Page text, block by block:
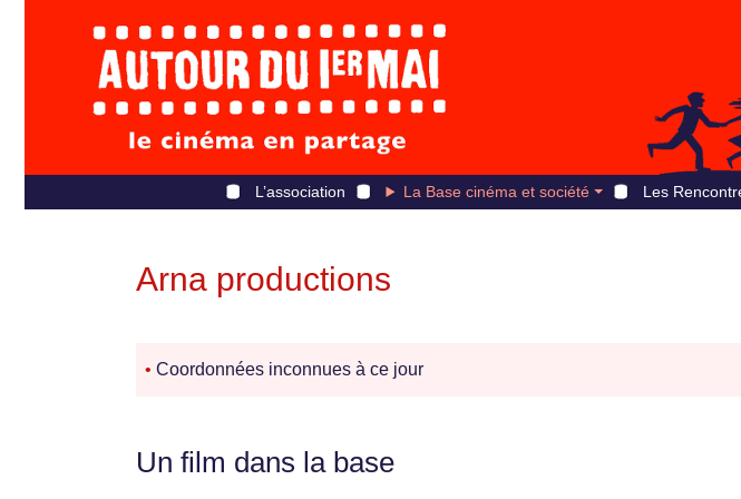
L’association La Base cinéma et société Les
Arna productions
• Coordonnées inconnues à ce jour
Un film dans la base